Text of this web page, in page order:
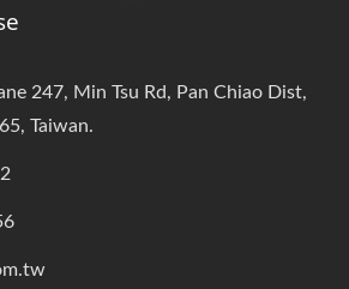
247, Min Tsu Rd, Pan Chiao Dist,
Taiwan.